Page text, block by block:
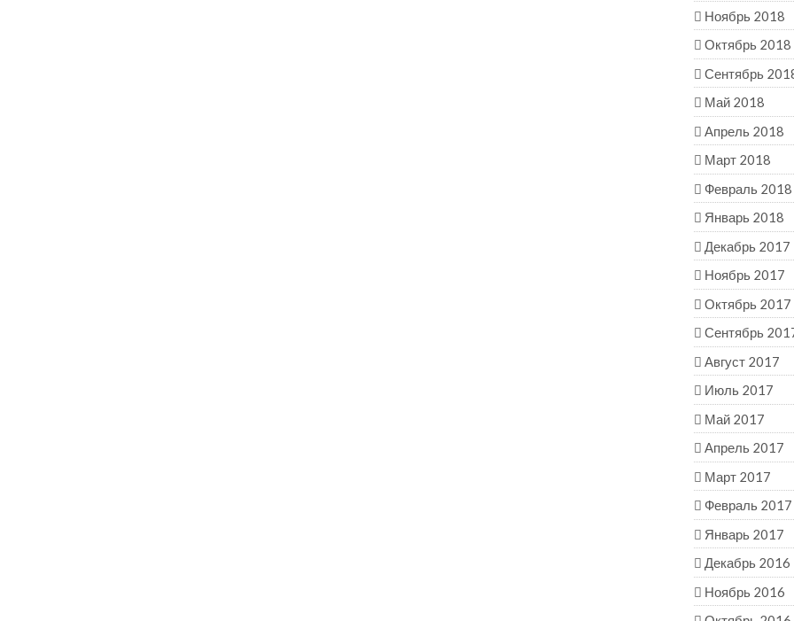
Ноябрь 2018
Октябрь 2018
Сентябрь
Май 2018
Апрель 2018
Март 2018
Февраль 2018
Январь 2018
Декабрь 2017
Ноябрь 2017
Октябрь 2017
Сентябрь
Август 2017
Июль 2017
Май 2017
Апрель 2017
Март 2017
Февраль 2017
Январь 2017
Декабрь 2016
Ноябрь 2016